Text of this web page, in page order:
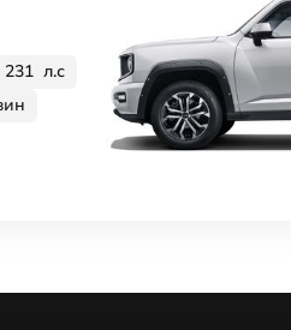
231 л.с